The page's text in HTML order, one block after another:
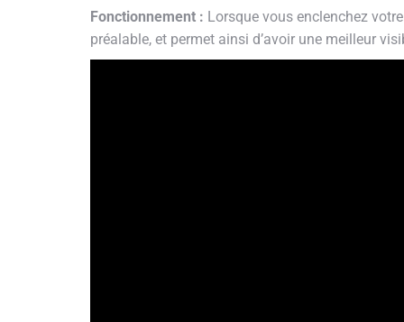
Fonctionnement : Lorsque vous enclenchez
préalable, et permet ainsi d’avoir une meilleur